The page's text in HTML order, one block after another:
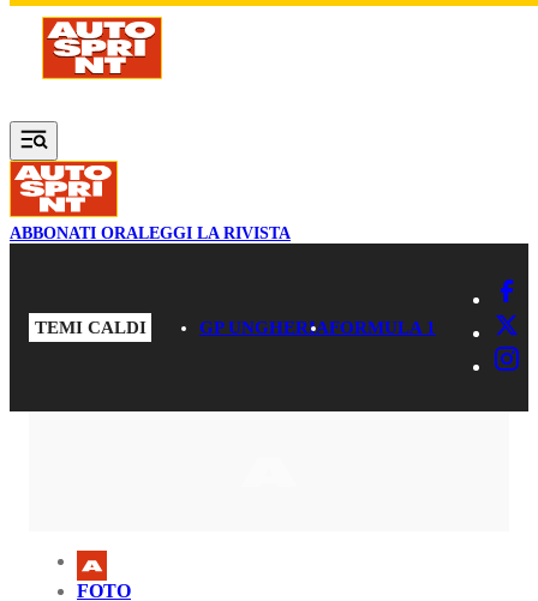
Vai al contenuto principale
ABBONATI ORALEGGI LA RIVISTA
TEMI CALDI GP UNGHERIAFORMULA 1
FOTO